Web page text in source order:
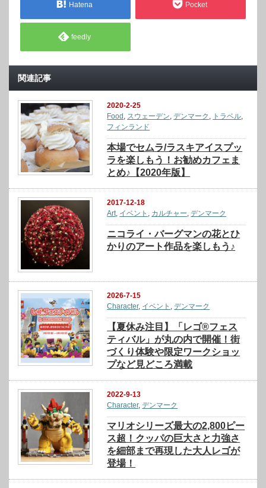
Hatena Pocket
feedly
関連記事
2020-2-25
Food , スウェーデン,デンマーク , トラベル,
フィンランド
本場でセムラ/ラスキアイスプッ
ラを楽しもう！お勧めカフェま
とめ♪【2020年版】
2017-12-18
Art, イベント , カルチャー,デンマーク
ニコライ・バーグマンの花とひ
かりのアート作品を楽しもう♪
2026-7-15
Character, イベント ,デンマーク
【夏休み注目】「レゴ®フェス
ティバル」が丸の内で開催！街
づくり体験や限定ワークショッ
プなど見どころ満載
2022-9-13
Character,デンマーク
マリオシリーズ最大の2,800ピー
ス超！クッパの巨大さと力強さ
を細部まで再現した大人レゴが
登場！